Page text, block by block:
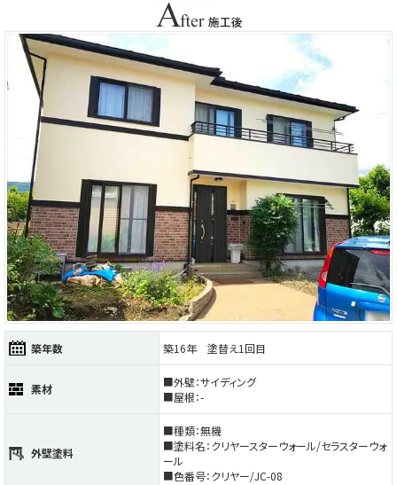
築年数 築16年 塗替え1回目
素材
■外壁：サイディング
■屋根：-
外壁塗料
■種類：無機
■塗料名：クリヤースターウォール/セラスターウォ
ール
■色番号：クリヤー/JC-08